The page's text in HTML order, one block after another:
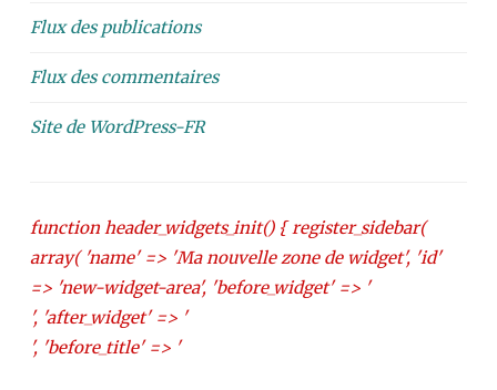
Flux des publications
Flux des commentaires
Site de WordPress-FR
function header_widgets_init() { register_sidebar(
array( 'name' => 'Ma nouvelle zone de widget', 'id'
=> 'new-widget-area', 'before_widget' => '
', 'after_widget' => '
', 'before_title' => '